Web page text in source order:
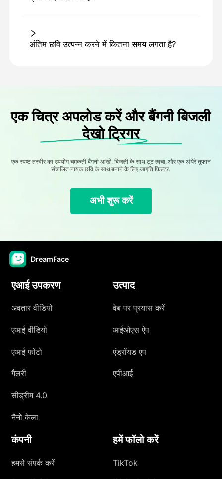
अंतिम छवि उत्पन्न करने में कितना समय लगता है?
एक चित्र अपलोड करें और बैंगनी बिजली
देखो ट्रिगर
एक स्पष्ट तस्वीर का उपयोग चमकती बैंगनी आंखों, बिजली के साथ टूट त्वचा, और एक अंधेरे तूफान
संचालित नायक छवि के साथ बनाने के लिए जागृति फ़िल्टर.
अभी शुरू करें
DreamFace
एआई उपकरण
अवतार वीडियो
एआई वीडियो
एआई फोटो
गैलरी
सीड्रीम 4.0
नैनो केला
उत्पाद
वेब पर प्रयास करें
आईओएस ऐप
एंड्रॉयड एप
एपीआई
कंपनी
हमसे संपर्क करें
हमें फॉलो करें
TikTok